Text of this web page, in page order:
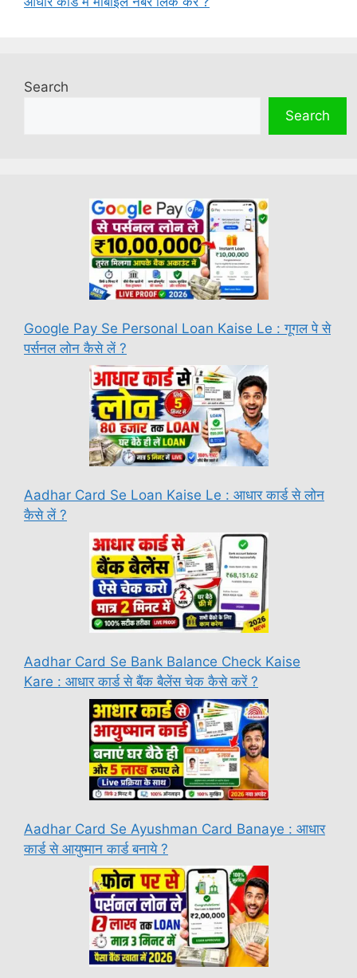
Search
Search
Google Pay Se Personal Loan Kaise Le : गूगल पे से
पर्सनल लोन कैसे लें ?
Aadhar Card Se Loan Kaise Le : आधार कार्ड से लोन
कैसे लें ?
Aadhar Card Se Bank Balance Check Kaise
Kare : आधार कार्ड से बैंक बैलेंस चेक कैसे करें ?
Aadhar Card Se Ayushman Card Banaye : आधार
कार्ड से आयुष्मान कार्ड बनाये ?